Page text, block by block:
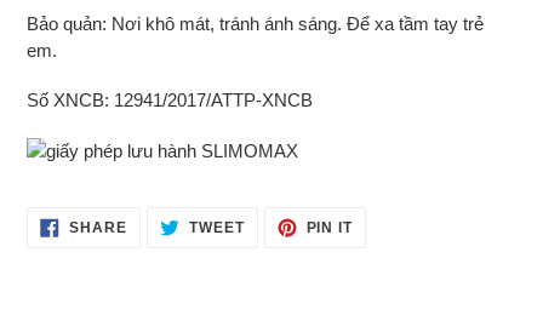
Bảo quản: Nơi khô mát, tránh ánh sáng. Để xa tầm tay trẻ
em.
Số XNCB: 12941/2017/ATTP-XNCB
SHARESHARE
ON
TWEETTWEET PIN ITPIN